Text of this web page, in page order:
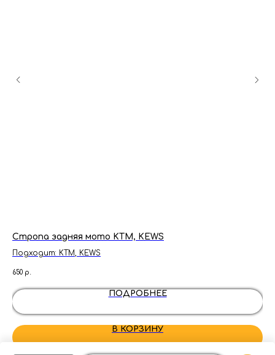
Стропа задняя мото KTM, KEWS
Подходит: KTM, KEWS
650 р.
ПОДРОБНЕЕ
В КОРЗИНУ